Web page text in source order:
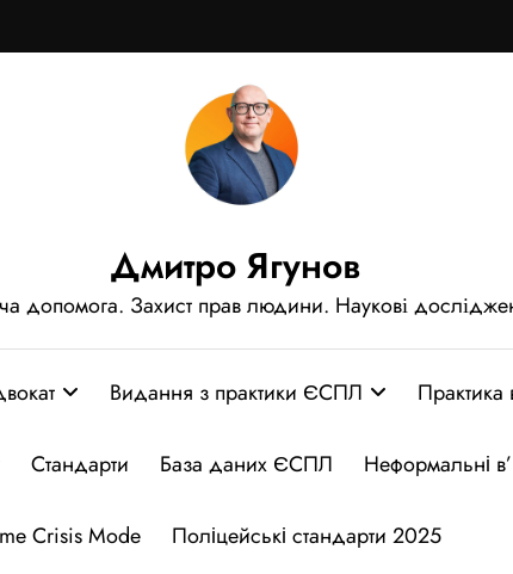
Дмитро Ягунов
допомога. Захист прав людини. Наукові
Видання з практики ЄСПЛ
Стандарти База даних ЄСПЛ Неформальні
Crisis Mode Поліцейські стандарти 2025